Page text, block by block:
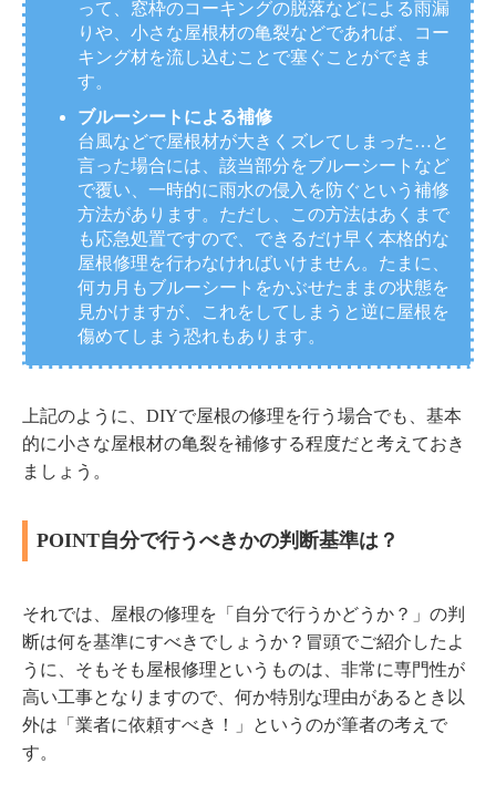
って、窓枠のコーキングの脱落などによる雨漏
りや、小さな屋根材の亀裂などであれば、コー
キング材を流し込むことで塞ぐことができま
す。
ブルーシートによる補修
台風などで屋根材が大きくズレてしまった…と
言った場合には、該当部分をブルーシートなど
で覆い、一時的に雨水の侵入を防ぐという補修
方法があります。ただし、この方法はあくまで
も応急処置ですので、できるだけ早く本格的な
屋根修理を行わなければいけません。たまに、
何カ月もブルーシートをかぶせたままの状態を
見かけますが、これをしてしまうと逆に屋根を
傷めてしまう恐れもあります。
上記のように、DIYで屋根の修理を行う場合でも、基本
的に小さな屋根材の亀裂を補修する程度だと考えておき
ましょう。
POINT自分で行うべきかの判断基準は？
それでは、屋根の修理を「自分で行うかどうか？」の判
断は何を基準にすべきでしょうか？冒頭でご紹介したよ
うに、そもそも屋根修理というものは、非常に専門性が
高い工事となりますので、何か特別な理由があるとき以
外は「業者に依頼すべき！」というのが筆者の考えで
す。